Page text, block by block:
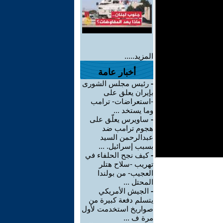
المزيد.....
أخبار عامة
- رئيس مجلس الشورى
بإيران يعلق على
-استعراضات- ترامب
وما يستخد ...
- ساويرس يعلّق على
هجوم ترامب ضد
عبدالرحمن السيد
بسبب إسرائيل. ...
-كيف نجح الحلفاء في
تهريب -سلاح هتلر
العجيب- من بولندا
المحتل ...
- الجيش الأمريكي
يتسلم دفعة كبيرة من
صواريخ استخدمت لأول
مرة ف ...